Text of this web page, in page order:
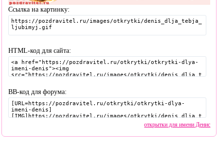
Ссылка на картинку:
HTML-код для сайта:
BB-код для форума:
открытки для имени Денис